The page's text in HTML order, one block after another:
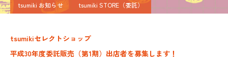
tsumiki お知らせ tsumiki STORE（委託）
tsumikiセレクトショップ
平成30年度委託販売（第1期） 出店者を募集します！